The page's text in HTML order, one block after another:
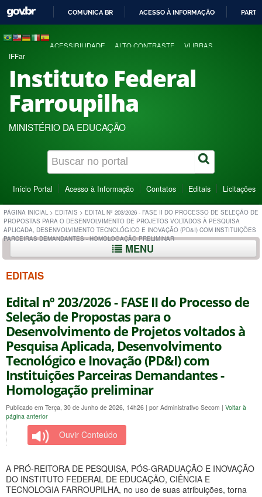
COMUNICA BR ACESSO À INFORMAÇÃO
ACESSIBILIDADE ALTO CONTRASTE VLIBRAS
IFFar
Instituto Federal
Farroupilha
MINISTÉRIO DA EDUCAÇÃO
Início Portal Acesso à Informação Contatos Editais Licitações
PÁGINA INICIAL > EDITAIS > EDITAL Nº 203/2026 - FASE II DO PROCESSO DE SELEÇÃO DE
PROPOSTAS PARA O DESENVOLVIMENTO DE PROJETOS VOLTADOS À PESQUISA
APLICADA, DESENVOLVIMENTO TECNOLÓGICO E INOVAÇÃO (PD&I) COM INSTITUIÇÕES
PARCEIRAS DEMANDANTES - HOMOLOGAÇÃO PRELIMINAR
MENU
EDITAIS
Edital nº 203/2026 - FASE II do Processo de
Seleção de Propostas para o
Desenvolvimento de Projetos voltados à
Pesquisa Aplicada, Desenvolvimento
Tecnológico e Inovação (PD&I) com
Instituições Parceiras Demandantes -
Homologação preliminar
Publicado em Terça, 30 de Junho de 2026, 14h26 | por Administrativo Secom | Voltar à
página anterior
Ouvir Conteúdo
A PRÓ-REITORA DE PESQUISA, PÓS-GRADUAÇÃO E INOVAÇÃO
DO INSTITUTO FEDERAL DE EDUCAÇÃO, CIÊNCIA E
TECNOLOGIA FARROUPILHA, no uso de suas atribuições, torna